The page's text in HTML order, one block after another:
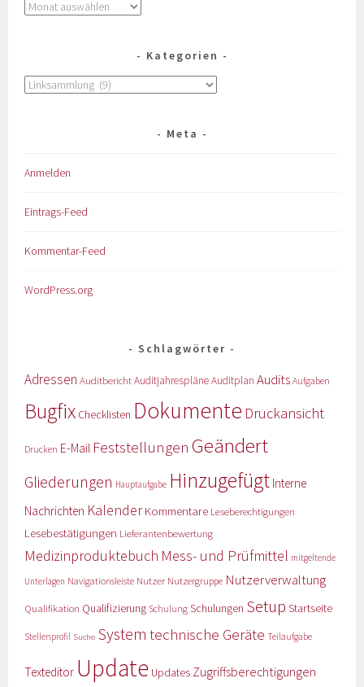
Kategorien
Meta
Anmelden
Eintrags-Feed
Kommentar-Feed
WordPress.org
Schlagwörter
Adressen AuditberichtAuditjahrespläneAuditplan Audits Aufgaben
Bugfix Checklisten Dokumente Druckansicht
Drucken E-Mail Feststellungen Geändert
Gliederungen Hauptaufgabe Hinzugefügt Interne
Nachrichten KalenderKommentare Leseberechtigungen
Lesebestätigungen Lieferantenbewertung
Medizinproduktebuch Mess- und Prüfmittel mitgeltende
Unterlagen Navigationsleiste Nutzer Nutzergruppe Nutzerverwaltung
Qualifikation Qualifizierung Schulung Schulungen Setup Startseite
Stellenprofil Suche System technische Geräte Teilaufgabe
Texteditor Update Updates Zugriffsberechtigungen